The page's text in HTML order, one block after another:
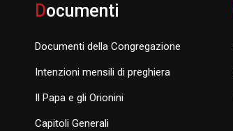
Documenti
Documenti della Congregazione
Intenzioni mensili di preghiera
Il Papa e gli Orionini
Capitoli Generali